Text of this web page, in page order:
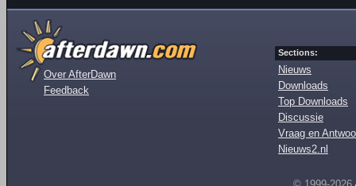
Over AfterDawn
Feedback
Sections:
Nieuws
Downloads
Top Downloads
Discussie
Vraag en
Nieuws2.nl